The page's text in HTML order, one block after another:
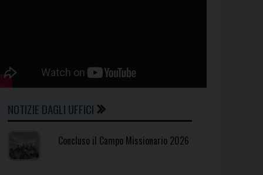
NOTIZIE DAGLI UFFICI
Concluso il Campo Missionario 2026